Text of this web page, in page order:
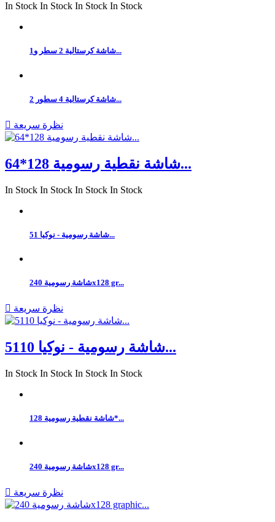
In Stock In Stock In Stock In Stock
شاشة كرستالية 2 سطر و1...
شاشة كرستالية 4 سطور 2...
 نظرة سريعة
شاشة نقطية رسومية 128*64...
In Stock In Stock In Stock In Stock
شاشة رسومية - نوكيا 51...
شاشة رسومية 240x128 gr...
 نظرة سريعة
شاشة رسومية - نوكيا 5110...
In Stock In Stock In Stock In Stock
شاشة نقطية رسومية 128*...
شاشة رسومية 240x128 gr...
 نظرة سريعة